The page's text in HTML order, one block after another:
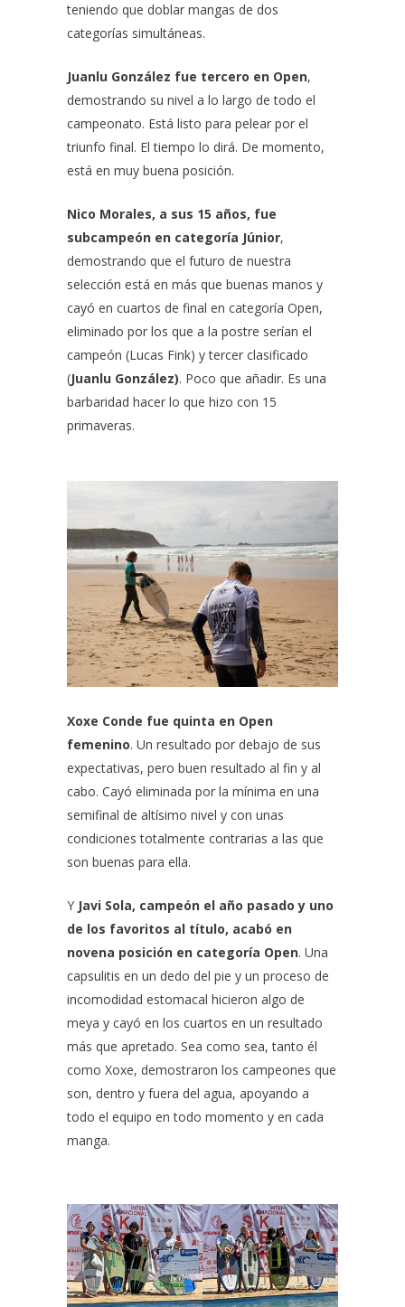
teniendo que doblar mangas de dos
categorías simultáneas.
Juanlu González fue tercero en Open,
demostrando su nivel a lo largo de todo el
campeonato. Está listo para pelear por el
triunfo final. El tiempo lo dirá. De momento,
está en muy buena posición.
Nico Morales, a sus 15 años, fue
subcampeón en categoría Júnior,
demostrando que el futuro de nuestra
selección está en más que buenas manos y
cayó en cuartos de final en categoría Open,
eliminado por los que a la postre serían el
campeón (Lucas Fink) y tercer clasificado
(Juanlu González). Poco que añadir. Es una
barbaridad hacer lo que hizo con 15
primaveras.
Xoxe Conde fue quinta en Open
femenino. Un resultado por debajo de sus
expectativas, pero buen resultado al fin y al
cabo. Cayó eliminada por la mínima en una
semifinal de altísimo nivel y con unas
condiciones totalmente contrarias a las que
son buenas para ella.
Y Javi Sola, campeón el año pasado y uno
de los favoritos al título, acabó en
novena posición en categoría Open. Una
capsulitis en un dedo del pie y un proceso de
incomodidad estomacal hicieron algo de
meya y cayó en los cuartos en un resultado
más que apretado. Sea como sea, tanto él
como Xoxe, demostraron los campeones que
son, dentro y fuera del agua, apoyando a
todo el equipo en todo momento y en cada
manga.